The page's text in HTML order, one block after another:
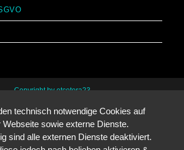
Copyright by etcetera23
technisch notwendige Cookies auf
Webseite sowie externe Dienste.
sind alle externen Dienste deaktiviert.